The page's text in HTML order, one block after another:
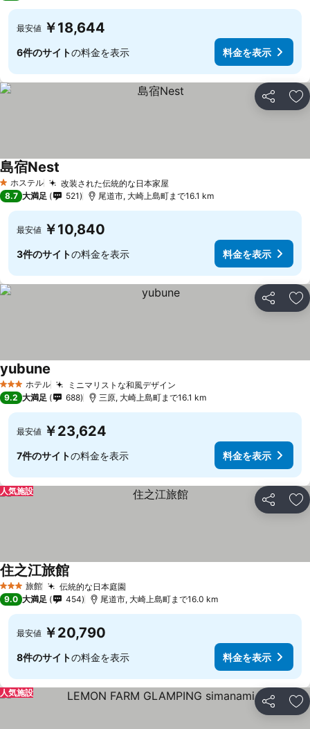
最安値 ￥18,644
6件のサイトの料金を表示 料金を表示
シェア お
1 ホテルのランク
ホステル 改装された伝統的な日本家屋料金を表示
島宿Nest
8.7 大満足 521 尾道市, 大崎上島町まで16.1 km
最安値 ￥10,840
3件のサイトの料金を表示 料金を表示
シェア お
3 ホテルのランク
ホテル ミニマリストな和風デザイン
yubune
9.2 大満足 688 三原, 大崎上島町まで16.1 km
最安値 ￥23,624
7件のサイトの料金を表示 料金を表示
シェア お
人気施設
3 ホテルのランク
旅館 伝統的な日本庭園
住之江旅館
9.0 大満足 454 尾道市, 大崎上島町まで16.0 km
最安値 ￥20,790
8件のサイトの料金を表示 料金を表示
シェア お
人気施設